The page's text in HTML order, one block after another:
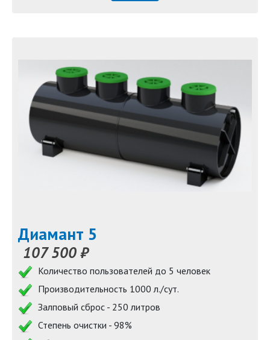
Диамант 5
107 500 ₽
Количество пользователей до 5 человек
Производительность 1000 л./сут.
Залповый сброс - 250 литров
Степень очистки - 98%